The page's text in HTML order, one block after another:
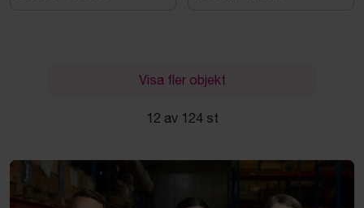
Visa fler objekt
12 av 124 st